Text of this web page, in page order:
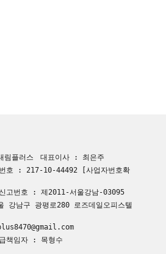
플러스
대표이사 : 최은주
번호 : 217-10-44492
[사업자번호확
신고번호 : 제2011-서울강남-03095
강남구 광평로280 로즈데일오피스텔
책임자 : 목형수